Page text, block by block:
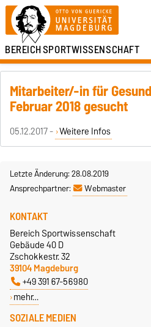
BEREICHSPORTWISSENSCHAFT
Mitarbeiter/-in für
Februar 2018 gesucht
05.12.2017 - Weitere Infos
Letzte Änderung: 28.08.2019
Ansprechpartner:
Webmaster
SOZIALE MEDIEN
KONTAKT
Bereich Sportwissenschaft
Gebäude 40 D
Zschokkestr. 32
39104 Magdeburg
+49 391 67-56980
mehr…